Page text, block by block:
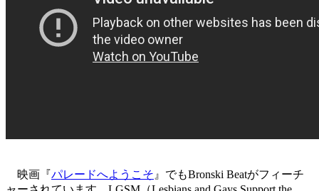
映画『パレードへようこそ 』でもBronski Beatがフィーチ